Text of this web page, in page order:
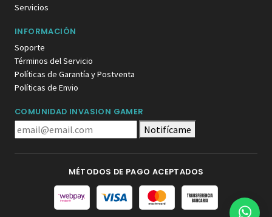
Servicios
INFORMACIÓN
Soporte
Términos del Servicio
Políticas de Garantía y Postventa
Políticas de Envio
COMUNIDAD INVASION GAMER
Notifícame
MÉTODOS DE PAGO ACEPTADOS